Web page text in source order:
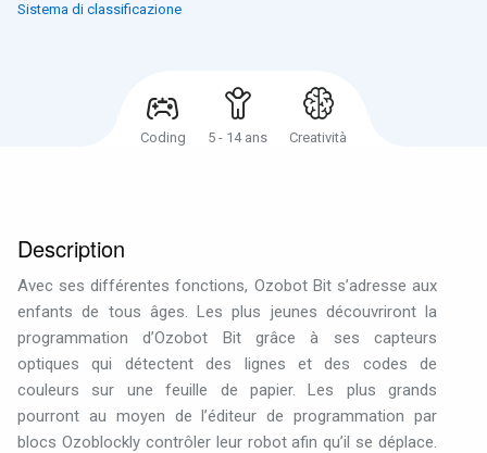
Sistema di classificazione
Coding 5 - 14 ans Creatività
Description
Avec ses différentes fonctions, Ozobot Bit s’adresse aux
enfants de tous âges. Les plus jeunes découvriront la
programmation d’Ozobot Bit grâce à ses capteurs
optiques qui détectent des lignes et des codes de
couleurs sur une feuille de papier. Les plus grands
pourront au moyen de l’éditeur de programmation par
blocs Ozoblockly contrôler leur robot afin qu’il se déplace.